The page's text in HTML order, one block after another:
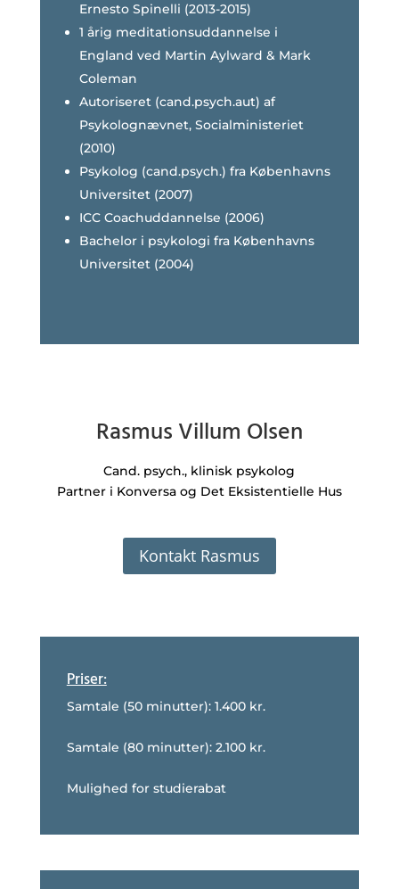
Ernesto Spinelli (2013-2015)
1 årig meditationsuddannelse i
England ved Martin Aylward & Mark
Coleman
Autoriseret (cand.psych.aut) af
Psykolognævnet, Socialministeriet
(2010)
Psykolog (cand.psych.) fra Københavns
Universitet (2007)
ICC Coachuddannelse (2006)
Bachelor i psykologi fra Københavns
Universitet (2004)
Rasmus Villum Olsen
Cand. psych., klinisk psykolog
Partner i Konversa og Det Eksistentielle Hus
Kontakt Rasmus
Priser:
Samtale (50 minutter): 1.400 kr.
Samtale (80 minutter): 2.100 kr.
Mulighed for studierabat